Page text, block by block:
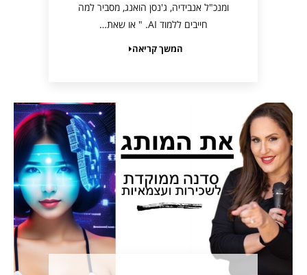
ומנכ"ל אנבידיה, ג'נסן הואנג, מסביר למה
חייבים ללמוד AI. " או שאת…
המשך קריאה